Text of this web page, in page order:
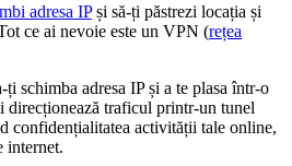
adresa IPși să-ți păstrezi locația și
ce ai nevoie este un VPN (rețea
schimba adresa IP și a te plasa într-o
traficul printr-un tunel
confidențialitatea activității tale online,
internet.